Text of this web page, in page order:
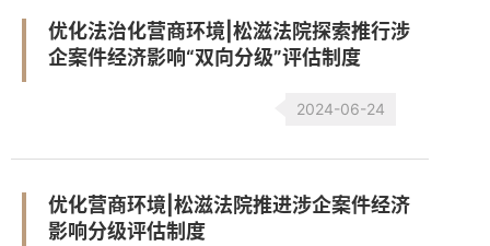
优化法治化营商环境|松滋法院探索推行涉
企案件经济影响“双向分级”评估制度
2024-06-24
优化营商环境|松滋法院推进涉企案件经济
影响分级评估制度